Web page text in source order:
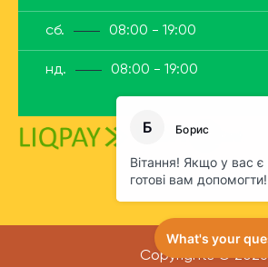
сб. 08:00 - 19:00
нд. 08:00 - 19:00
Copyrights © 2026